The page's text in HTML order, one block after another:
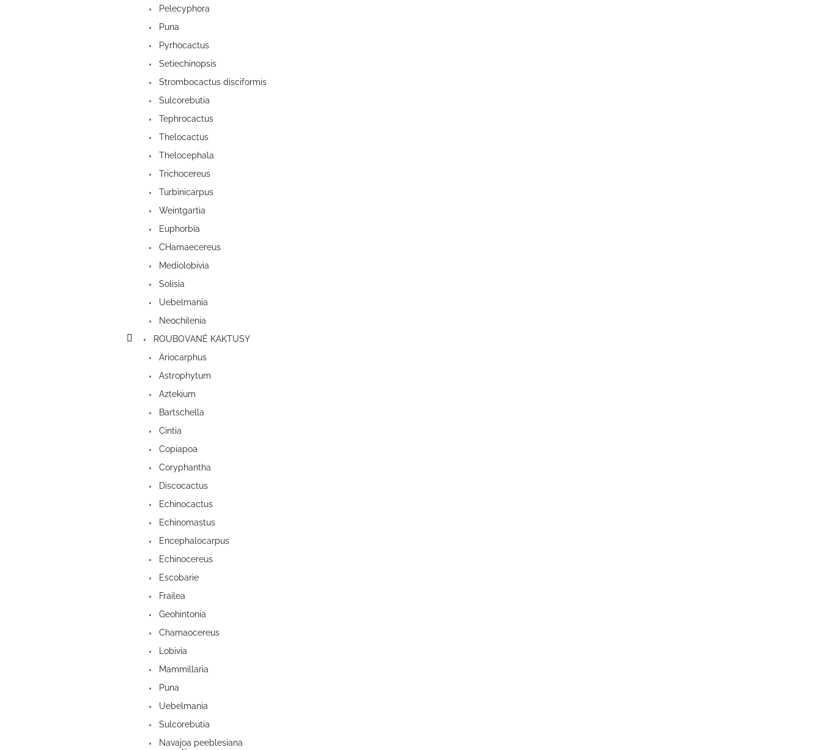
Pelecyphora
Puna
Pyrhocactus
Setiechinopsis
Strombocactus disciformis
Sulcorebutia
Tephrocactus
Thelocactus
Thelocephala
Trichocereus
Turbinicarpus
Weintgartia
Euphorbia
CHamaecereus
Mediolobivia
Solisia
Uebelmania
Neochilenia
ROUBOVANÉ KAKTUSY
Ariocarphus
Astrophytum
Aztekium
Bartschella
Cintia
Copiapoa
Coryphantha
Discocactus
Echinocactus
Echinomastus
Encephalocarpus
Echinocereus
Escobarie
Frailea
Geohintonia
Chamaocereus
Lobivia
Mammillaria
Puna
Uebelmania
Sulcorebutia
Navajoa peeblesiana